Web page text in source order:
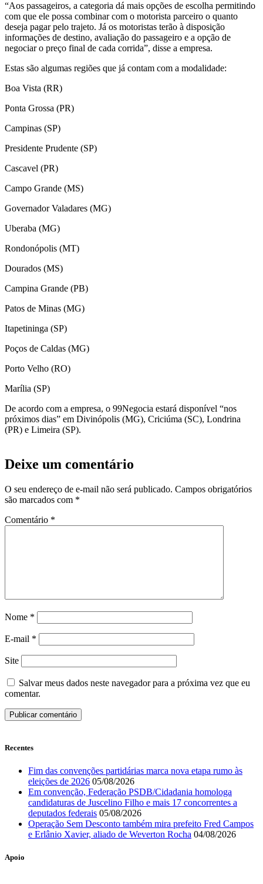
“Aos passageiros, a categoria dá mais opções de escolha permitindo
com que ele possa combinar com o motorista parceiro o quanto
deseja pagar pelo trajeto. Já os motoristas terão à disposição
informações de destino, avaliação do passageiro e a opção de
negociar o preço final de cada corrida”, disse a empresa.
Estas são algumas regiões que já contam com a modalidade:
Boa Vista (RR)
Ponta Grossa (PR)
Campinas (SP)
Presidente Prudente (SP)
Cascavel (PR)
Campo Grande (MS)
Governador Valadares (MG)
Uberaba (MG)
Rondonópolis (MT)
Dourados (MS)
Campina Grande (PB)
Patos de Minas (MG)
Itapetininga (SP)
Poços de Caldas (MG)
Porto Velho (RO)
Marília (SP)
De acordo com a empresa, o 99Negocia estará disponível “nos
próximos dias” em Divinópolis (MG), Criciúma (SC), Londrina
(PR) e Limeira (SP).
Deixe um comentário
O seu endereço de e-mail não será publicado. Campos obrigatórios
são marcados com *
Comentário *
Nome *
E-mail *
Site
Salvar meus dados neste navegador para a próxima vez que eu
comentar.
Recentes
Fim das convenções partidárias marca nova etapa rumo às
eleições de 2026 05/08/2026
Em convenção, Federação PSDB/Cidadania homologa
candidaturas de Juscelino Filho e mais 17 concorrentes a
deputados federais 05/08/2026
Operação Sem Desconto também mira prefeito Fred Campos
e Erlânio Xavier, aliado de Weverton Rocha 04/08/2026
Apoio